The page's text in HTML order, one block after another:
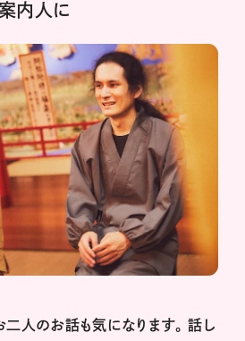
内人に
人のお話も気になります。 話し